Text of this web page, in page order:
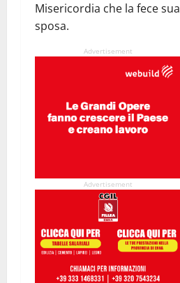
Misericordia che la fece sua
sposa.
Advertisement
Advertisement